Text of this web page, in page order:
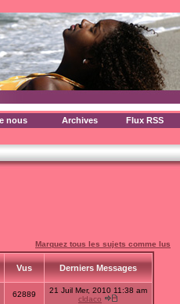
nous Archives Flux RSS
Marquez tous les sujets comme lus
Vus Derniers Messages
62889
21 Juil Mer, 2010 11:38 am
cldaco